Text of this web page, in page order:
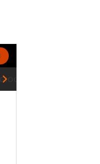
GIOCATORI SERIE A